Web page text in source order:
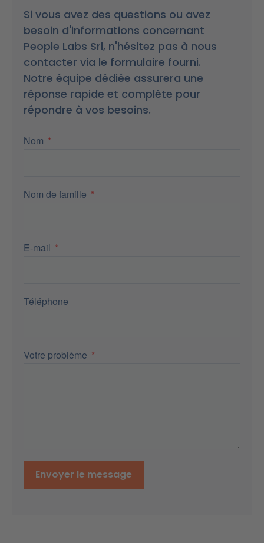
Si vous avez des questions ou avez
besoin d'informations concernant
People Labs Srl, n'hésitez pas à nous
contacter via le formulaire fourni.
Notre équipe dédiée assurera une
réponse rapide et complète pour
répondre à vos besoins.
Nom
Nom de famille
E-mail
Téléphone
Votre problème
Envoyer le message